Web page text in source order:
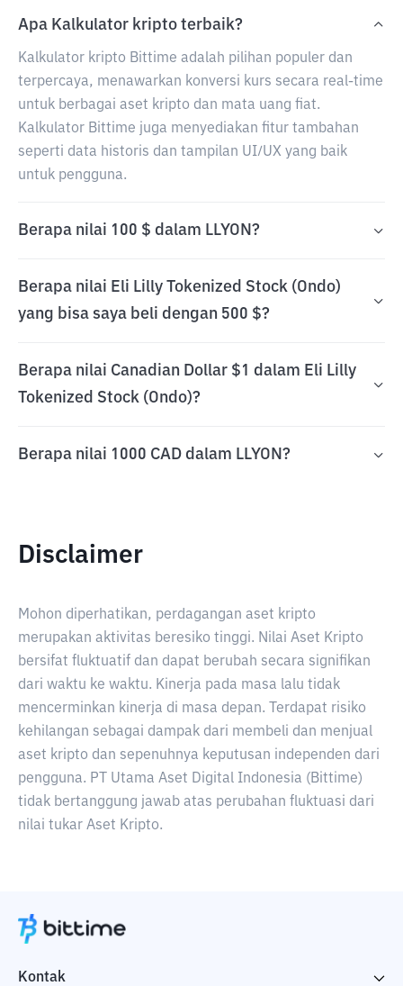
Apa Kalkulator kripto terbaik?
Kalkulator kripto Bittime adalah pilihan populer dan
terpercaya, menawarkan konversi kurs secara real-time
untuk berbagai aset kripto dan mata uang fiat.
Kalkulator Bittime juga menyediakan fitur tambahan
seperti data historis dan tampilan UI/UX yang baik
untuk pengguna.
Berapa nilai 100 $ dalam LLYON?
Berapa nilai Eli Lilly Tokenized Stock (Ondo)
yang bisa saya beli dengan 500 $?
Berapa nilai Canadian Dollar $1 dalam Eli Lilly
Tokenized Stock (Ondo)?
Berapa nilai 1000 CAD dalam LLYON?
Disclaimer
Mohon diperhatikan, perdagangan aset kripto
merupakan aktivitas beresiko tinggi. Nilai Aset Kripto
bersifat fluktuatif dan dapat berubah secara signifikan
dari waktu ke waktu. Kinerja pada masa lalu tidak
mencerminkan kinerja di masa depan. Terdapat risiko
kehilangan sebagai dampak dari membeli dan menjual
aset kripto dan sepenuhnya keputusan independen dari
pengguna. PT Utama Aset Digital Indonesia (Bittime)
tidak bertanggung jawab atas perubahan fluktuasi dari
nilai tukar Aset Kripto.
Kontak